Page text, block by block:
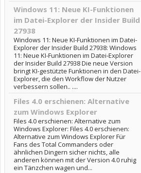
Windows 11: Neue KI-Funktionen
im Datei-Explorer der Insider Build
27938
Windows 11: Neue KI-Funktionen im Datei-
Explorer der Insider Build 27938: Windows
11: Neue KI-Funktionen im Datei-Explorer
der Insider Build 27938 Die neue Version
bringt KI-gestützte Funktionen in den Datei-
Explorer, die den Workflow der Nutzer
verbessern sollen.. ....
Files 4.0 erschienen: Alternative
zum Windows Explorer
Files 4.0 erschienen: Alternative zum
Windows Explorer: Files 4.0 erschienen:
Alternative zum Windows Explorer Für
Fans des Total Commanders oder
ähnlichen Dingern sicher nichts, alle
anderen können mit der Version 4.0 ruhig
ein Tänzchen wagen und...